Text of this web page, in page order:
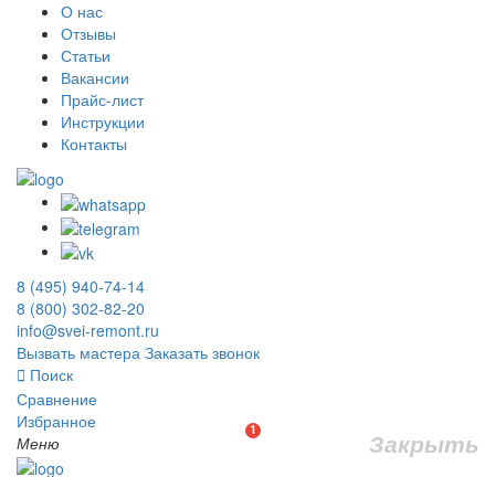
О нас
Отзывы
Статьи
Вакансии
Прайс-лист
Инструкции
Контакты
8 (495) 940-74-14
8 (800) 302-82-20
info@svei-remont.ru
Вызвать мастера Заказать звонок
Поиск
Сравнение
Избранное
1
Меню Закрыть